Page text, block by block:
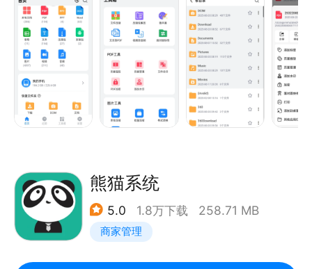
2、产品功能
【文件浏览】
强大的目录导航系统，可浏览任意位置的文件。包括本
机、存储卡和外接设备文件，支持的文件类型丰富，
如：
文档阅读：如pdf、excle、word、ppt、txt、cvs、
文件解压缩：zip、tar、rar、7z
apk安装：支持.apk.1文件安装
【文件操作】
熊猫系统
5.0 1.8万下载 258.71 MB
商家管理